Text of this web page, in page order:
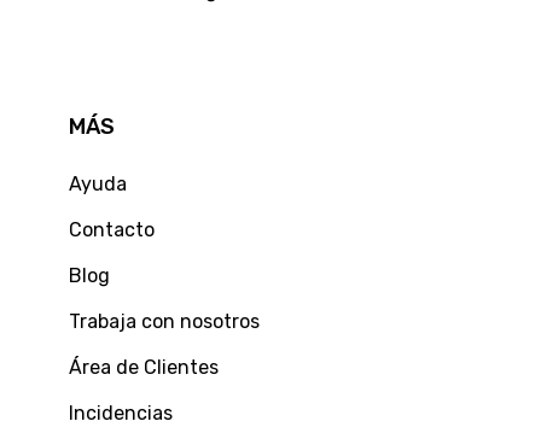
MÁS
Ayuda
Contacto
Blog
Trabaja con nosotros
Área de Clientes
Incidencias